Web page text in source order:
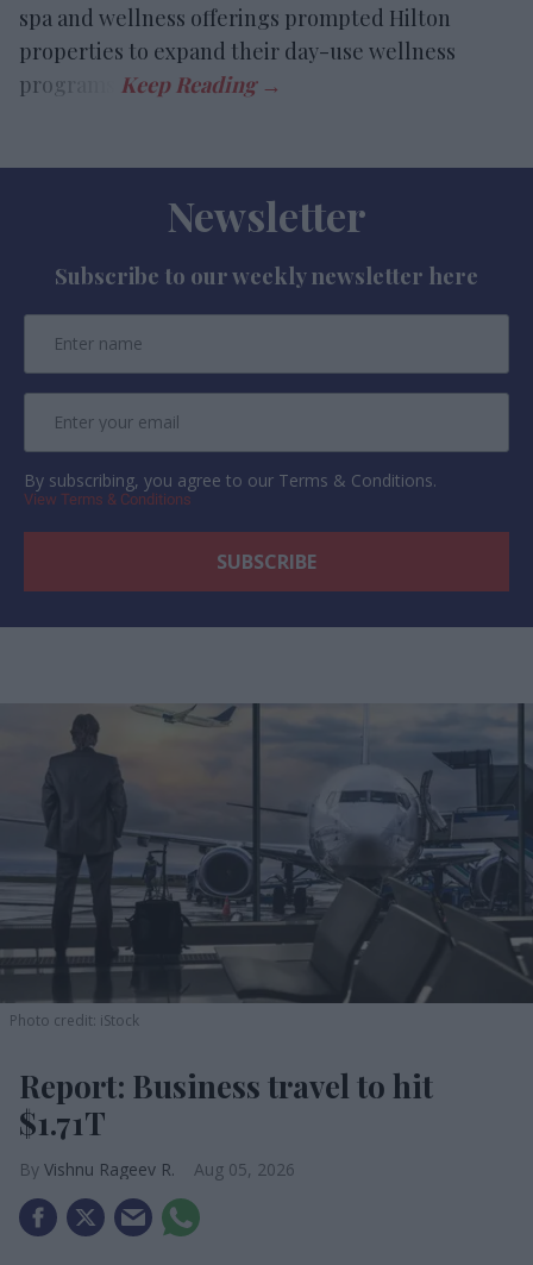
spa and wellness offerings prompted Hilton
properties to expand their day-use wellness
programs.
Newsletter
Subscribe to our weekly newsletter here
By subscribing, you agree to our Terms & Conditions.
View Terms & Conditions
Photo credit: iStock
Report: Business travel to hit
$1.71T
Vishnu Rageev R. Aug 05, 2026